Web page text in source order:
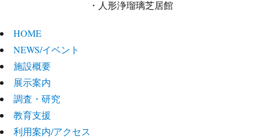
・人形浄瑠璃芝居館
HOME
NEWS/イベント
施設概要
展示案内
調査・研究
教育支援
利用案内/アクセス